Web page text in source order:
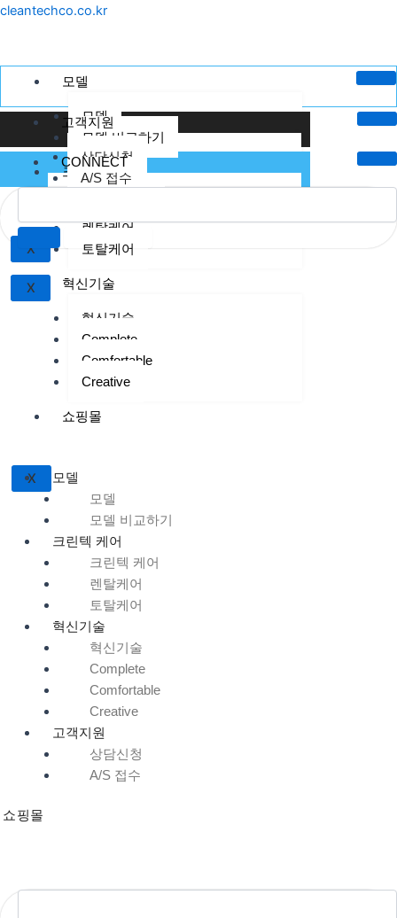
콘
너
cleantechco.co.kr
모델
모델
모델 비교하기
크린텍케어
렌탈케어
토탈케어
혁신기술
혁신기술
Complete
Comfortable
Creative
쇼핑몰
X
고객지원
상담신청
A/S 접수
X
CONNECT
X
Menu
모델
모델
모델 비교하기
크린텍 케어
크린텍 케어
렌탈케어
토탈케어
혁신기술
혁신기술
Complete
Comfortable
Creative
고객지원
상담신청
A/S 접수
쇼핑몰